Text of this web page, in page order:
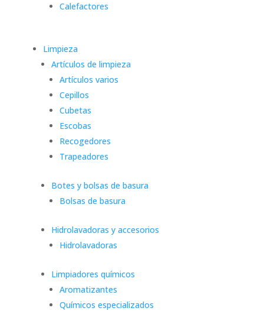
Calefactores
Limpieza
Artículos de limpieza
Artículos varios
Cepillos
Cubetas
Escobas
Recogedores
Trapeadores
Botes y bolsas de basura
Bolsas de basura
Hidrolavadoras y accesorios
Hidrolavadoras
Limpiadores químicos
Aromatizantes
Químicos especializados